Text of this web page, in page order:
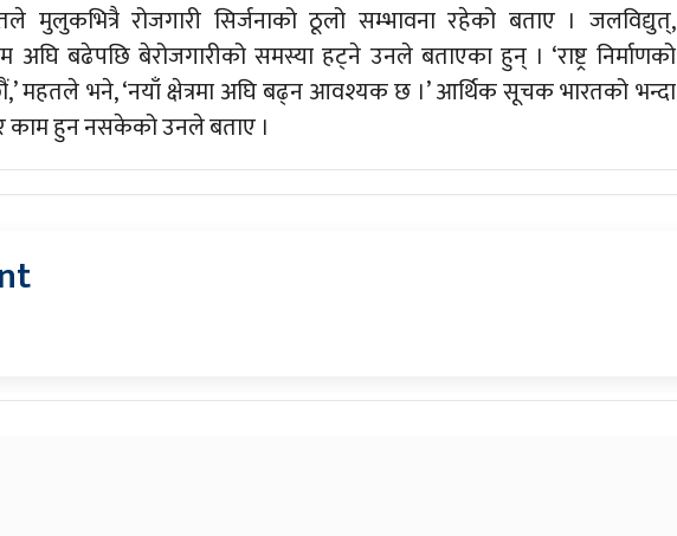
मुलुकभित्रै रोजगारी सिर्जनाको ठूलो सम्भावना रहेको बताए । जलविद्युत्,
अघि बढेपछि बेरोजगारीको समस्या हट्ने उनले बताएका हुन् । ‘राष्ट्र निर्माणको
महतले भने, ‘नयाँ क्षेत्रमा अघि बढ्न आवश्यक छ ।’ आर्थिक सूचक भारतको भन्दा
काम हुन नसकेको उनले बताए ।